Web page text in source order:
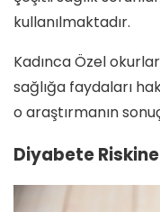
kullanılmaktadır.
Kadınca Özel
sağlığa faydaları
o araştırmanın
Diyabete